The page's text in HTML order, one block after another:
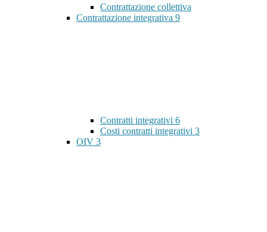
Contrattazione collettiva
Contrattazione integrativa 9
Contratti integrativi 6
Costi contratti integrativi 3
OIV 3